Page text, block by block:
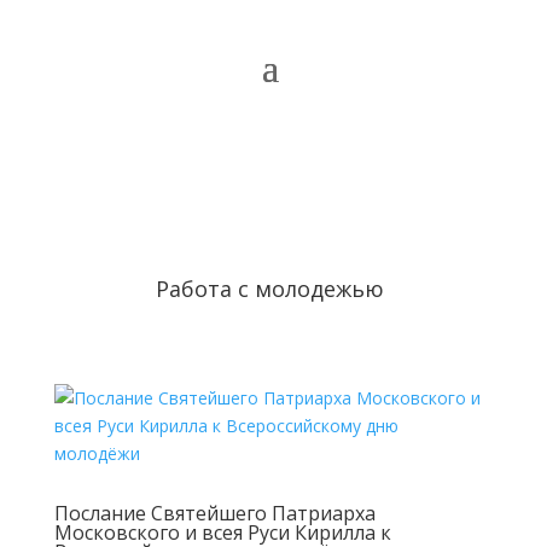
Работа с молодежью
Послание Святейшего Патриарха
Московского и всея Руси Кирилла к